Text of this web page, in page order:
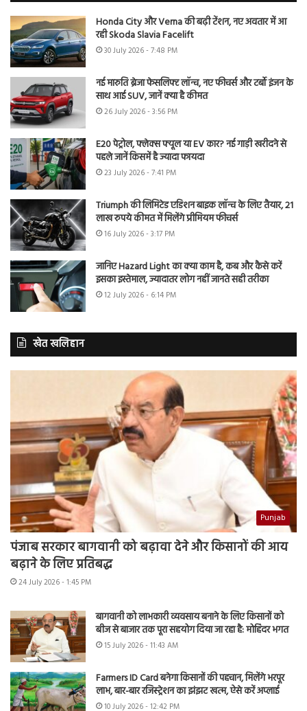
Honda City और Verna की बढ़ी टेंशन, नए अवतार में आ
रही Skoda Slavia Facelift
30 July 2026 - 7:48 PM
नई मारुति ब्रेजा फेसलिफ्ट लॉन्च, नए फीचर्स और टर्बो इंजन के
साथ आई SUV, जानें क्या है कीमत
26 July 2026 - 3:56 PM
E20 पेट्रोल, फ्लेक्स फ्यूल या EV कार? नई गाड़ी खरीदने से
पहले जानें किसमें है ज्यादा फायदा
23 July 2026 - 7:41 PM
Triumph की लिमिटेड एडिशन बाइक लॉन्च के लिए तैयार, 21
लाख रुपये कीमत में मिलेंगे प्रीमियम फीचर्स
16 July 2026 - 3:17 PM
जानिए Hazard Light का क्या काम है, कब और कैसे करें
इसका इस्तेमाल, ज्यादातर लोग नहीं जानते सही तरीका
12 July 2026 - 6:14 PM
खेत खलिहान
Punjab
पंजाब सरकार बागवानी को बढ़ावा देने और किसानों की आय
बढ़ाने के लिए प्रतिबद्ध
24 July 2026 - 1:45 PM
बागवानी को लाभकारी व्यवसाय बनाने के लिए किसानों को
बीज से बाजार तक पूरा सहयोग दिया जा रहा है: मोहिंदर भगत
15 July 2026 - 11:43 AM
Farmers ID Card बनेगा किसानों की पहचान, मिलेंगे भरपूर
लाभ, बार-बार रजिस्ट्रेशन का झंझट खत्म, ऐसे करें अप्लाई
10 July 2026 - 12:42 PM